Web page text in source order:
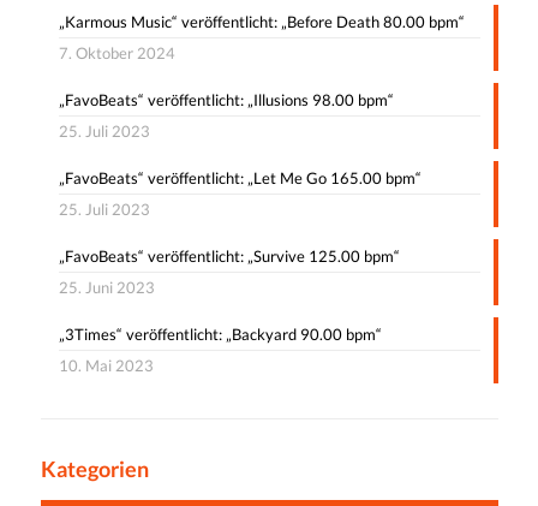
„Karmous Music“ veröffentlicht: „Before Death 80.00 bpm“
7. Oktober 2024
„FavoBeats“ veröffentlicht: „Illusions 98.00 bpm“
25. Juli 2023
„FavoBeats“ veröffentlicht: „Let Me Go 165.00 bpm“
25. Juli 2023
„FavoBeats“ veröffentlicht: „Survive 125.00 bpm“
25. Juni 2023
„3Times“ veröffentlicht: „Backyard 90.00 bpm“
10. Mai 2023
Kategorien